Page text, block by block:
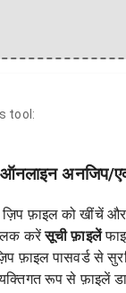
tool:
ऑनलाइन अनजिप/
ज़िप फ़ाइल को खींचें
करेंसूची फ़ाइलें
फ़ाइल पासवर्ड से
रूप से फ़ाइलें